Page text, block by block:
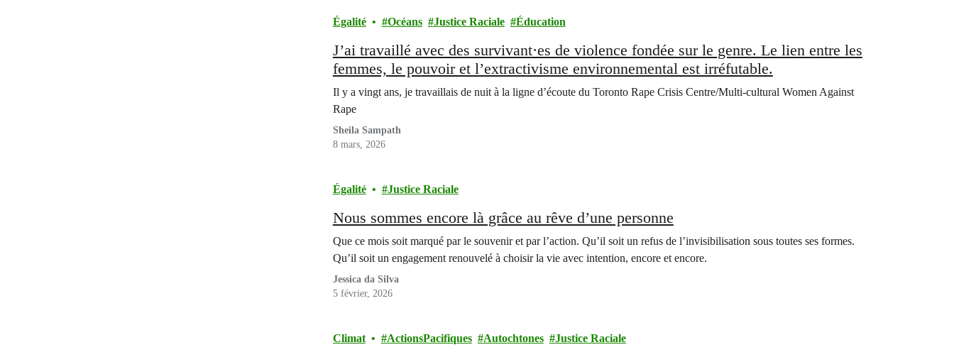
Égalité Océans Justice Raciale Éducation
J’ai travaillé avec des survivant·es de violence fondée sur le genre. Le lien entre les
femmes, le pouvoir et l’extractivisme environnemental est irréfutable.
Il y a vingt ans, je travaillais de nuit à la ligne d’écoute du Toronto Rape Crisis Centre/Multi-cultural Women Against
Rape
Sheila Sampath
8 mars, 2026
Égalité Justice Raciale
Nous sommes encore là grâce au rêve d’une personne
Que ce mois soit marqué par le souvenir et par l’action. Qu’il soit un refus de l’invisibilisation sous toutes ses formes.
Qu’il soit un engagement renouvelé à choisir la vie avec intention, encore et encore.
Jessica da Silva
5 février, 2026
Climat ActionsPacifiques Autochtones Justice Raciale